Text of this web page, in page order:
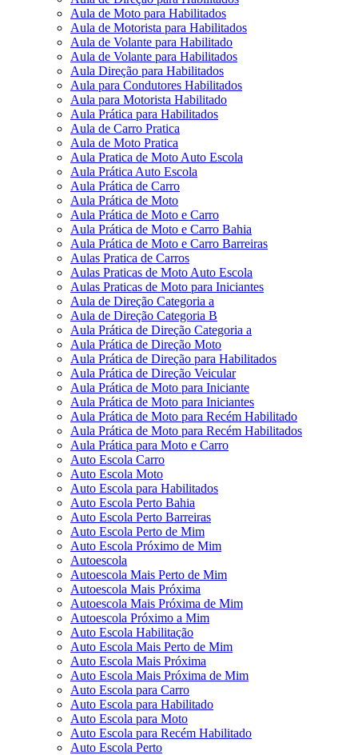
Aula de Moto para Habilitados
Aula de Motorista para Habilitados
Aula de Volante para Habilitado
Aula de Volante para Habilitados
Aula Direção para Habilitados
Aula para Condutores Habilitados
Aula para Motorista Habilitado
Aula Prática para Habilitados
Aula de Carro Pratica
Aula de Moto Pratica
Aula Pratica de Moto Auto Escola
Aula Prática Auto Escola
Aula Prática de Carro
Aula Prática de Moto
Aula Prática de Moto e Carro
Aula Prática de Moto e Carro Bahia
Aula Prática de Moto e Carro Barreiras
Aulas Pratica de Carros
Aulas Praticas de Moto Auto Escola
Aulas Praticas de Moto para Iniciantes
Aula de Direção Categoria a
Aula de Direção Categoria B
Aula Prática de Direção Categoria a
Aula Prática de Direção Moto
Aula Prática de Direção para Habilitados
Aula Prática de Direção Veicular
Aula Prática de Moto para Iniciante
Aula Prática de Moto para Iniciantes
Aula Prática de Moto para Recém Habilitado
Aula Prática de Moto para Recém Habilitados
Aula Prática para Moto e Carro
Auto Escola Carro
Auto Escola Moto
Auto Escola para Habilitados
Auto Escola Perto Bahia
Auto Escola Perto Barreiras
Auto Escola Perto de Mim
Auto Escola Próximo de Mim
Autoescola
Autoescola Mais Perto de Mim
Autoescola Mais Próxima
Autoescola Mais Próxima de Mim
Autoescola Próximo a Mim
Auto Escola Habilitação
Auto Escola Mais Perto de Mim
Auto Escola Mais Próxima
Auto Escola Mais Próxima de Mim
Auto Escola para Carro
Auto Escola para Habilitado
Auto Escola para Moto
Auto Escola para Recém Habilitado
Auto Escola Perto